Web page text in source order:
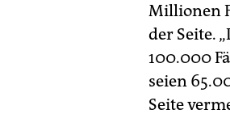
Millionen
der Seite.
100.000
seien
Seite